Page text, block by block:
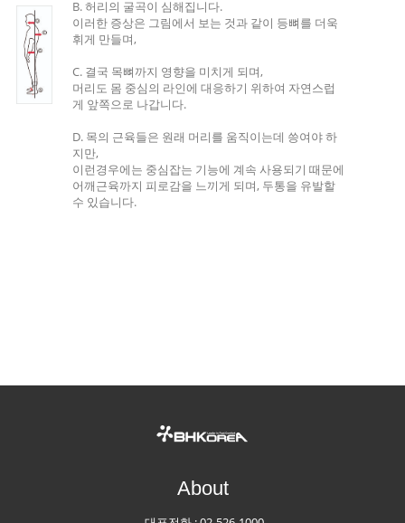
B. 허리의 굴곡이 심해집니다.
이러한 증상은 그림에서 보는 것과 같이 등뼈를 더욱
휘게 만들며,
C. 결국 목뼈까지 영향을 미치게 되며,
머리도 몸 중심의 라인에 대응하기 위하여 자연스럽
게 앞쪽으로 나갑니다.
D. 목의 근육들은 원래 머리를 움직이는데 씅여야 하
지만,
이런경우에는 중심잡는 기능에 계속 사용되기 때문에
어깨근육까지 피로감을 느끼게 되며, 두통을 유발할
수 있습니다.
About